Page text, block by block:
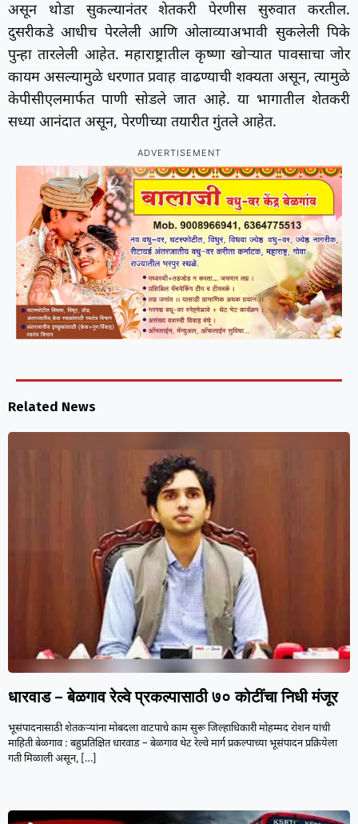
असून थोडा सुकल्यानंतर शेतकरी पेरणीस सुरुवात करतील.
दुसरीकडे आधीच पेरलेली आणि ओलाव्याअभावी सुकलेली पिके
पुन्हा तारलेली आहेत. महाराष्ट्रातील कृष्णा खोऱ्यात पावसाचा जोर
कायम असल्यामुळे धरणात प्रवाह वाढण्याची शक्यता असून, त्यामुळे
केपीसीएलमार्फत पाणी सोडले जात आहे. या भागातील शेतकरी
सध्या आनंदात असून, पेरणीच्या तयारीत गुंतले आहेत.
ADVERTISEMENT
Related News
धारवाड – बेळगाव रेल्वे प्रकल्पासाठी ७० कोटींचा निधी मंजूर
भूसंपादनासाठी शेतकऱ्यांना मोबदला वाटपाचे काम सुरू जिल्हाधिकारी मोहम्मद रोशन यांची
माहिती बेळगाव : बहुप्रतिक्षित धारवाड – बेळगाव थेट रेल्वे मार्ग प्रकल्पाच्या भूसंपादन प्रक्रियेला
गती मिळाली असून, […]